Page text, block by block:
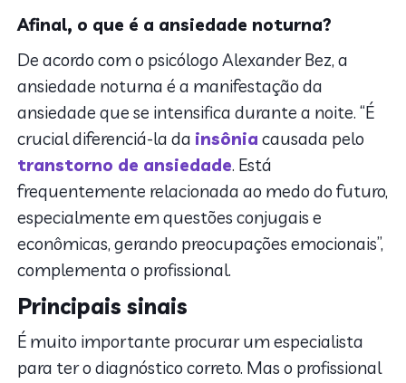
Afinal, o que é a ansiedade noturna?
De acordo com o psicólogo Alexander Bez, a
ansiedade noturna é a manifestação da
ansiedade que se intensifica durante a noite. “É
crucial diferenciá-la da insônia causada pelo
transtorno de ansiedade. Está
frequentemente relacionada ao medo do futuro,
especialmente em questões conjugais e
econômicas, gerando preocupações emocionais”,
complementa o profissional.
Principais sinais
É muito importante procurar um especialista
para ter o diagnóstico correto. Mas o profissional